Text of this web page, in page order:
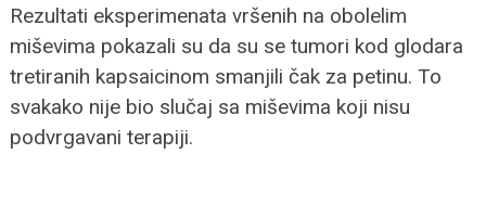
Rezultati eksperimenata vršenih na obolelim
miševima pokazali su da su se tumori kod glodara
tretiranih kapsaicinom smanjili čak za petinu. To
svakako nije bio slučaj sa miševima koji nisu
podvrgavani terapiji.